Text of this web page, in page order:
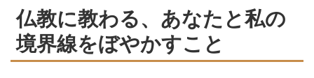
仏教に教わる、あなたと私の
境界線をぼやかすこと